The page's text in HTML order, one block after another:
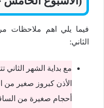
فيما يلي اهم ملاحظات
الثاني:
مع بداية الشهر الثاني
الأذن كبروز صغير
أحجام صغيرة من